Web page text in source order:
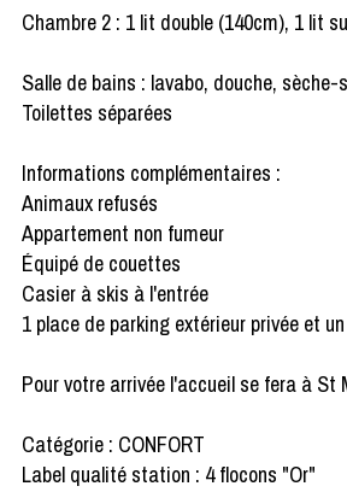
Chambre 2 : 1 lit double (140cm), 1 lit
Salle de bains : lavabo, douche,
Toilettes séparées
Informations complémentaires :
Animaux refusés
Appartement non fumeur
Équipé de couettes
Casier à skis à l'entrée
1 place de parking extérieur privée et
Pour votre arrivée l'accueil se fera à
Catégorie : CONFORT
Label qualité station : 4 flocons "Or"